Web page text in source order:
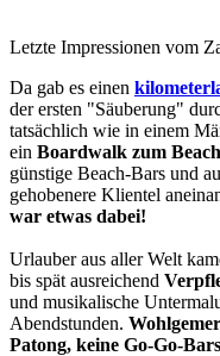
Letzte Impressionen vom
Da gab es einen
der ersten "Säuberung"
tatsächlich wie in einem
ein Boardwalk zum Beach
günstige Beach-Bars und
gehobenere Klientel
war etwas dabei!
Urlauber aus aller Welt
bis spät ausreichend
und musikalische
Abendstunden.
Patong, keine Go-Go-